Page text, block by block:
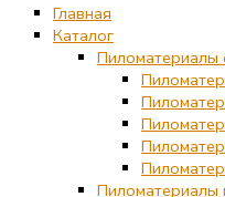
Главная
Каталог
Пиломатериалы
Пиломатериалы